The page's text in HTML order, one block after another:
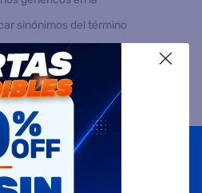
sinónimos del término
novedades
EN TU PRIMERA COMPRA
de todas las mejores
X